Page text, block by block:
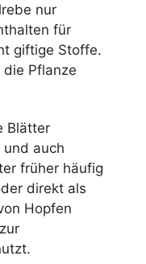
nur
für
giftige Stoffe.
Pflanze
Blätter
und auch
früher häufig
direkt als
Hopfen